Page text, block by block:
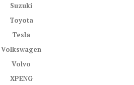
Suzuki
Toyota
Tesla
Volkswagen
Volvo
XPENG